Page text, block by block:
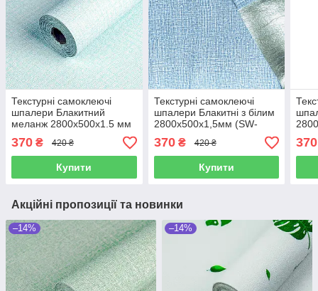
Текстурні самоклеючі
шпалери Блакитний
меланж 2800х500х1.5 мм
(SW-00001783)
370 ₴ 420 ₴
Купити
Текстурні самоклеючі
шпалери Блакитні з білим
2800х500х1,5мм (SW-
00001326)
370₴ 420 ₴
Купити
370
Акційні пропозиції та новинки
–14% –14%